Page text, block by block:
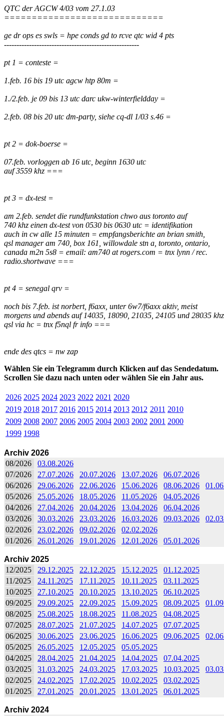
QTC der AGCW 4/03 vom 27.1.03
=============================
ge dr ops es swls = hpe conds gd to rcve qtc wid 4 pts
------------------------------------------------------
pt 1 = conteste =
1.feb. 16 bis 19 utc agcw htp 80m =
1./2.feb. je 09 bis 13 utc darc ukw-winterfieldday =
2.feb. 08 bis 20 utc dm-party, siehe cq-dl 1/03 s.46 =
pt 2 = dok-boerse =
07.feb. vorloggen ab 16 utc, beginn 1630 utc
auf 3559 khz ===
pt 3 = dx-test =
am 2.feb. sendet die rundfunkstation chwo aus toronto auf
740 khz einen dx-test von 0530 bis 0630 utc = identifikation
auch in cw alle 15 minuten = empfangsberichte an brian smith,
qsl manager am 740, box 161, willowdale stn a, toronto, ontario,
canada m2n 5s8 = email: am740 at rogers.com = tnx lynn / rec.
radio.shortwave ===
pt 4 = senegal qrv =
noch bis 7.feb. ist norbert, f6axx, unter 6w7/f6axx aktiv, meist
morgens und abends auf 14035, 18090, 21035, 24105 und 28035
qsl via hc = tnx f5nql fr info ===
ende des qtcs = nw zap
Wählen Sie ein Telegramm durch Klicken auf das Sendedatum.
Scrollen Sie dazu nach unten oder wählen Sie ein Jahr aus.
2026 2025 2024 2023 2022 2021 2020
2019 2018 2017 2016 2015 2014 2013 2012 2011 2010
2009 2008 2007 2006 2005 2004 2003 2002 2001 2000
1999 1998
Archiv 2026
08/2026
03.08.2026
07/2026
27.07.2026 20.07.2026 13.07.2026
06.07.2026
06/2026
29.06.2026 22.06.2026 15.06.2026 08.06.2026
05/2026
25.05.2026 18.05.2026 11.05.2026
04.05.2026
04/2026
27.04.2026 20.04.2026 13.04.2026
06.04.2026
03/2026
30.03.2026 23.03.2026 16.03.2026 09.03.2026
02/2026
23.02.2026 09.02.2026
02.02.2026
01/2026
26.01.2026 19.01.2026 12.01.2026 05.01.2026
Archiv 2025
12/2025
29.12.2025 22.12.2025 15.12.2025
01.12.2025
11/2025
24.11.2025 17.11.2025 10.11.2025
03.11.2025
10/2025
27.10.2025 20.10.2025 13.10.2025
06.10.2025
09/2025
29.09.2025 22.09.2025 15.09.2025 08.09.2025
08/2025
25.08.2025 18.08.2025 11.08.2025
04.08.2025
07/2025
28.07.2025 21.07.2025 14.07.2025
07.07.2025
06/2025
30.06.2025 23.06.2025 16.06.2025 09.06.2025
05/2025
26.05.2025 12.05.2025
05.05.2025
04/2025
28.04.2025 21.04.2025 14.04.2025
07.04.2025
03/2025
31.03.2025 24.03.2025 17.03.2025 10.03.2025
02/2025
24.02.2025 17.02.2025 10.02.2025
03.02.2025
01/2025
27.01.2025 20.01.2025 13.01.2025 06.01.2025
Archiv 2024